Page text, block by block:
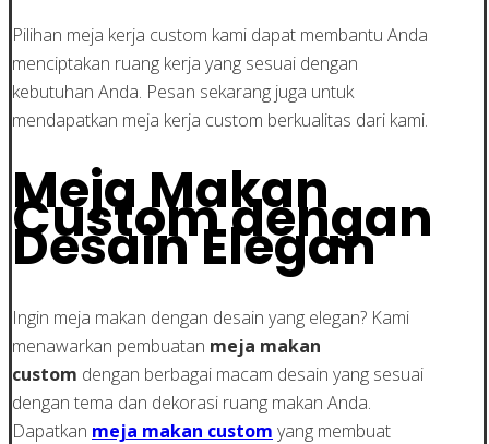
Pilihan meja kerja custom kami dapat membantu Anda
menciptakan ruang kerja yang sesuai dengan
kebutuhan Anda. Pesan sekarang juga untuk
mendapatkan meja kerja custom berkualitas dari kami.
Meja Makan
Custom dengan
Desain Elegan
Ingin meja makan dengan desain yang elegan? Kami
menawarkan pembuatan meja makan
custom dengan berbagai macam desain yang sesuai
dengan tema dan dekorasi ruang makan Anda.
Dapatkan meja makan custom yang membuat